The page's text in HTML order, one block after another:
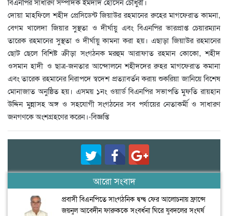
দোয়া মাহফিলে শহীদ প্রেসিডেন্ট জিয়াউর রহমানের রুহের মাগফেরাত কামনা,
বেগম খালেদা জিয়ার সুস্থতা ও দীর্ঘায়ু এবং বিএনপির ভারপ্রাপ্ত চেয়ারম্যান
তারেক রহমানের সুস্থতা ও দীর্ঘায়ু কামনা করা হয়। এছাড়া জিয়াউর রহমানের
ছোট ছেলে বিশিষ্ট ক্রীড়া সংগঠনক মরহুম আরাফাত রহমান কোকো, শহীদ
ওসমান হাদী ও ছাত্র-জনতার আন্দোলনে শহীদদের রুহর মাগফেরাত কমানা
এবং তারেক রহমানের নিরাপদে স্বদেশ প্রত্যাবর্তন করায় শুকরিয়া জানিয়ে বিশেষ
মোনাজাত অনুষ্ঠিত হয়। এসময় ১নং ওয়ার্ড বিএনপির সভাপতি মুফতি রায়হান
উদ্দিন মুন্নাসহ অঙ্গ ও সহযোগী সংগঠনের সব পর্যায়ের নেতাকর্মী ও সাধারণ
জনগণকে অংশগ্রহণের করেন।-বিজ্ঞপ্তি
আরো সংবাদ
প্রবাসী বিএনপিতে সাংগঠনিক দ্বন্দ্ব ফের আলোচনায় ফ্রান্সে
জয়নুল আবেদীন ফারুককে সংবর্ধনা ঘিরে যুবদলের সংঘর্ষ